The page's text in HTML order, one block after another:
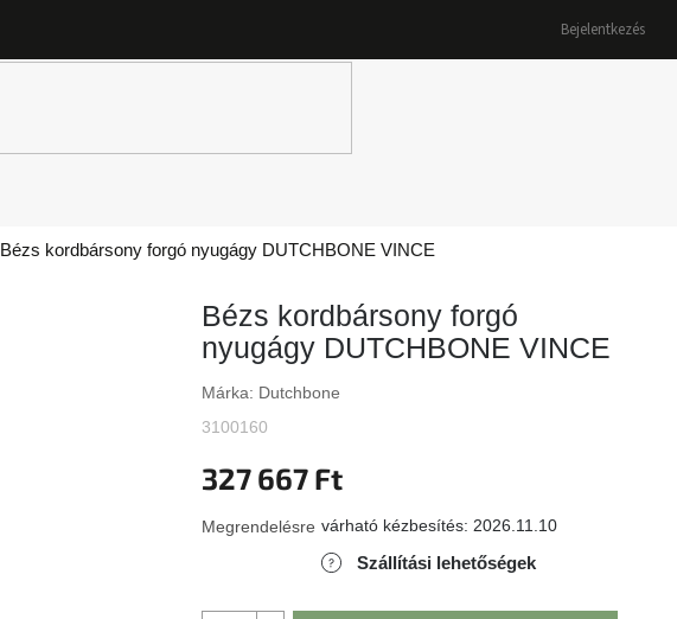
Bejelentkezés
Bézs kordbársony forgó nyugágy DUTCHBONE VINCE
Bézs kordbársony forgó
nyugágy DUTCHBONE VINCE
Márka: Dutchbone
3100160
327 667 Ft
Megrendelésre várható kézbesítés: 2026.11.10
Szállítási lehetőségek